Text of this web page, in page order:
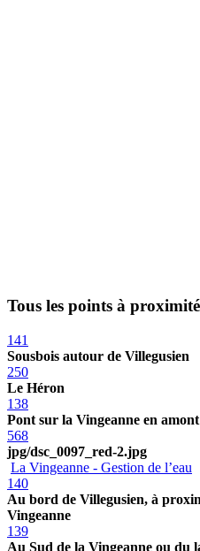
Tous les points à proximité
141
Sousbois autour de Villegusien
250
Le Héron
138
Pont sur la Vingeanne en
568
jpg/dsc_0097_red-2.jpg
La Vingeanne - Gestion de l’eau
140
Au bord de Villegusien, à
Vingeanne
139
Au Sud de la Vingeanne ou du